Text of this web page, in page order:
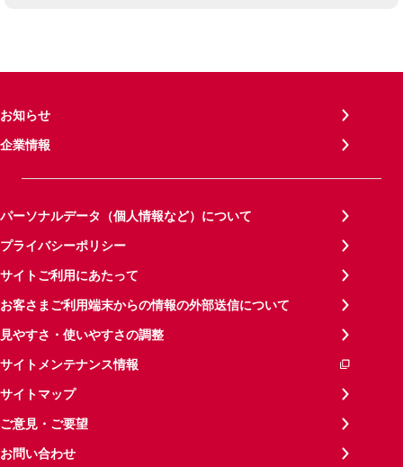
お知らせ
企業情報
パーソナルデータ（個人情報など）について
プライバシーポリシー
サイトご利用にあたって
お客さまご利用端末からの情報の外部送信について
見やすさ・使いやすさの調整
サイトメンテナンス情報
サイトマップ
ご意見・ご要望
お問い合わせ